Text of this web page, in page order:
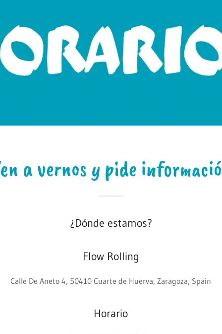
a vernos y pide
¿Dónde estamos?
Flow Rolling
Calle De Aneto 4, 50410 Cuarte de Huerva, Zaragoza, Spain
Horario